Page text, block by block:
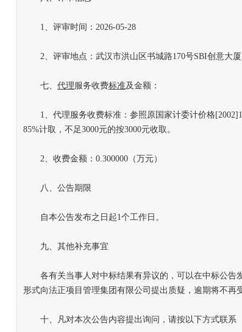
1、评审时间：2026-05-28
2、评审地点：武汉市洪山区书城路170号SBI创意大厦
七、 代理服务收费标准及金额：
1、代理服务收费标准：参照原国家计委计价格
85%计取，不足3000元的按3000元收取。
2、收费金额：0.300000（万元）
八、公告期限
自本公告发布之日起1个工作日。
九、其他补充事宜
各有关当事人对中标结果有异议的，可以在中标公告
形式向法正项目管理集团有限公司提出质疑，逾期将不再
十、凡对本次公告内容提出询问，请按以下方式联系